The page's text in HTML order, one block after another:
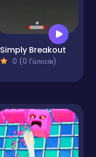
Simply Breakout
0 (0 Голосів)